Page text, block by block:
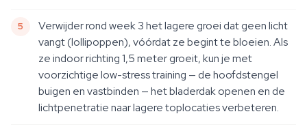
Verwijder rond week 3 het lagere groei dat geen licht
vangt (lollipoppen), vóórdat ze begint te bloeien. Als
ze indoor richting 1,5 meter groeit, kun je met
voorzichtige low-stress training — de hoofdstengel
buigen en vastbinden — het bladerdak openen en de
lichtpenetratie naar lagere toplocaties verbeteren.